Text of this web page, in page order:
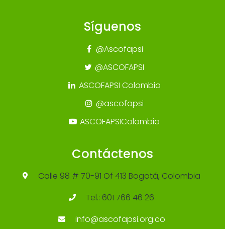
Síguenos
@Ascofapsi
@ASCOFAPSI
ASCOFAPSI Colombia
@ascofapsi
ASCOFAPSIColombia
Contáctenos
Calle 98 # 70-91 Of 413 Bogotá, Colombia
Tel.: 601 766 46 26
info@ascofapsi.org.co